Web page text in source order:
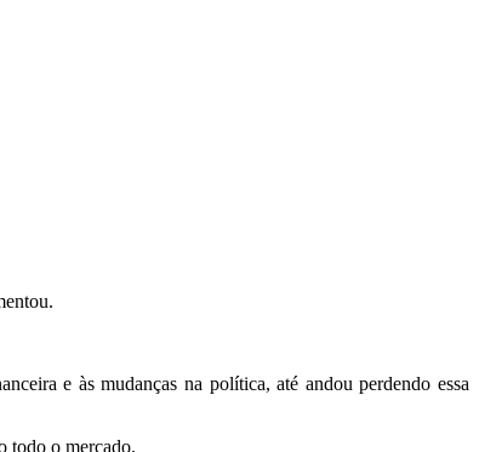
e às mudanças na política, até andou perdendo essa
todo o mercado.